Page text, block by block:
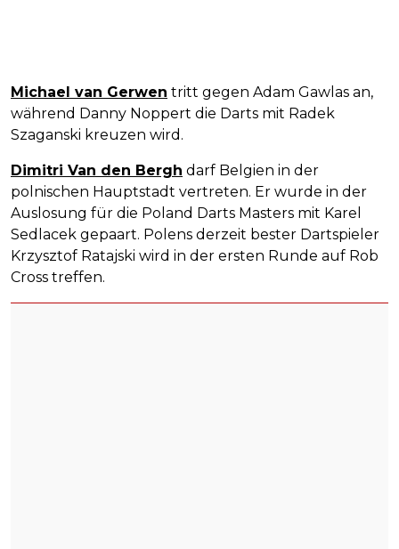
Michael van Gerwen tritt gegen Adam Gawlas an,
während Danny Noppert die Darts mit Radek
Szaganski kreuzen wird.
Dimitri Van den Bergh darf Belgien in der
polnischen Hauptstadt vertreten. Er wurde in der
Auslosung für die Poland Darts Masters mit Karel
Sedlacek gepaart. Polens derzeit bester Dartspieler
Krzysztof Ratajski wird in der ersten Runde auf Rob
Cross treffen.